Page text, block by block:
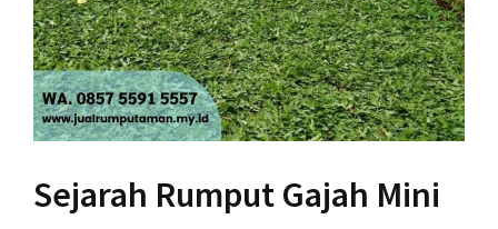
Sejarah Rumput Gajah Mini